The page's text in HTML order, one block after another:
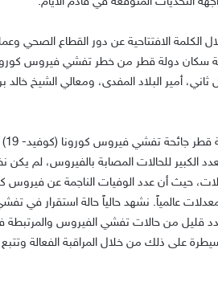
الكلمة الافتتاحية عن دور القطاع الصحي
أمير البلاد المفدى، ومعالي الشيخ
من العدد الكبير للحالات المصابة
عالمياً. نشهد حالياً حالة استقرار في
قليل من حالات تفشي الفيروس والمرتبطة في
على ذلك من خلال المراقبة الفعالة